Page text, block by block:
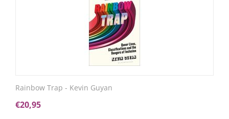
Rainbow Trap - Kevin Guyan
€20,95